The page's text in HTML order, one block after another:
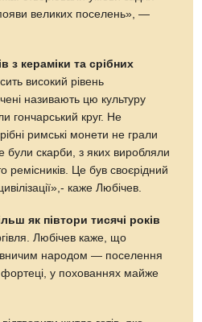
великих поселень», —
з кераміки та срібних
високий рівень
називають цю культуру
гончарський круг. Не
римські монети не грали
були скарби, з яких виробляли
ремісників. Це був своєрідний
каже Любічев.
як півтори тисячі років
Любічев каже, що
народом — поселення
у похованнях майже